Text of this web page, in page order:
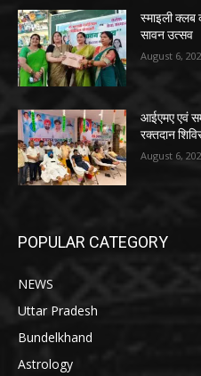
स्माइली क्लब
सावन उत्सव
August 6,
आईएमए एवं
रक्तदान
August 6,
POPULAR CATEGORY
NEWS
Uttar Pradesh
Bundelkhand
Astrology